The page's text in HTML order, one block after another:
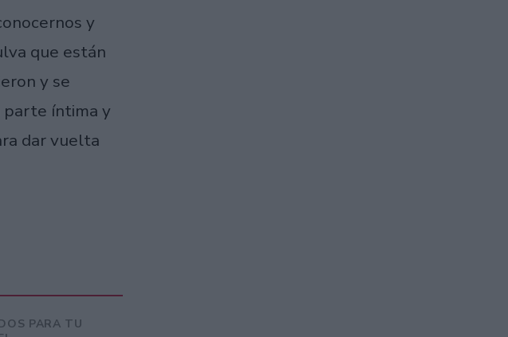
y
que están
y se
parte íntima y
dar vuelta
PARA TU